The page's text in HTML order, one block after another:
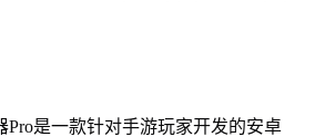
Pro是一款针对手游玩家开发的安卓